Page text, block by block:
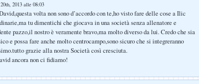
2013 alle 08:03
volta non sono d’accordo con te,ho visto fare delle cose a Ilic
tu dimentichi che giocava in una società senza allenatore e
pazzo,il nostro è veramente bravo,ma molto diverso da lui. Credo che sia
e possa fare anche molto centrocampo,sono sicuro che si integreranno
grazie alla nostra Società così cresciuta.
ancora non ci fidiamo!